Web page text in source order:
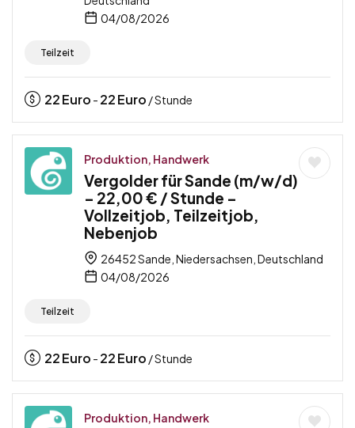
04/08/2026
Teilzeit
22Euro - 22Euro / Stunde
Produktion, Handwerk
Vergolder für Sande (m/w/d)
– 22,00 € / Stunde –
Vollzeitjob, Teilzeitjob,
Nebenjob
26452 Sande, Niedersachsen, Deutschland
04/08/2026
Teilzeit
22Euro - 22Euro / Stunde
Produktion, Handwerk